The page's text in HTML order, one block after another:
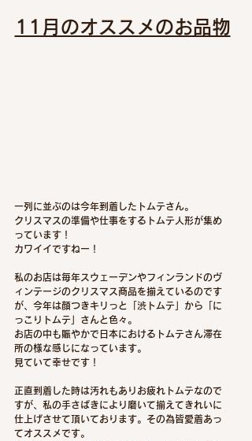
11月のオススメのお品物
一列に並ぶのは今年到着したトムテさん。
クリスマスの準備や仕事をするトムテ人形が集め
っています！
カワイイですねー！
私のお店は毎年スウェーデンやフィンランドのヴ
ィンテージのクリスマス商品を揃えているのです
が、今年は顔つきキリっと「渋トムテ」から「に
っこりトムテ」さんと色々。
お店の中も賑やかで日本におけるトムテさん滞在
所の様な感じになっています。
見ていて幸せです！
正直到着した時は汚れもありお疲れトムテなので
すが、私の手さばきにより磨いて揃えてきれいに
仕上げさせて頂いております。その為皆愛着あっ
てオススメです。